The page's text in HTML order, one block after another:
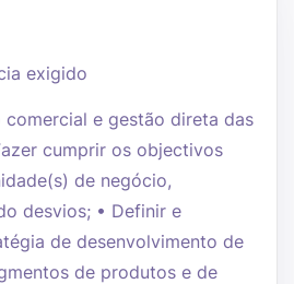
exigido
comercial e gestão direta das
cumprir os objectivos
de negócio,
desvios; • Definir e
de desenvolvimento de
de produtos e de